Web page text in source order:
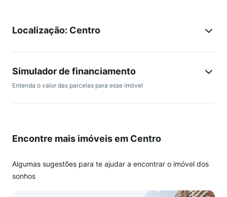
restaurantes, academia, escola São Luis, comercio em geral,
Prédio pequeno com poucos apartamentos, somente 02
apreciar o sol, tomar chimarrão e curtir com pet.
Localização: Centro
Simulador de financiamento
Entenda o valor das parcelas para esse imóvel
Encontre mais imóveis em Centro
Algumas sugestões para te ajudar a encontrar o imóvel dos
sonhos